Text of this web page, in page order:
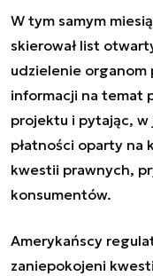
W tym samym
skierował list
udzielenie organom
informacji na temat
projektu i pytając,
płatności oparty na
kwestii prawnych,
konsumentów.
Amerykańscy
zaniepokojeni